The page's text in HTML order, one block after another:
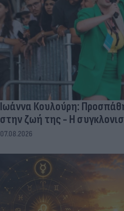
Ιωάννα Κουλούρη:
στην ζωή της - Η
07.08.2026